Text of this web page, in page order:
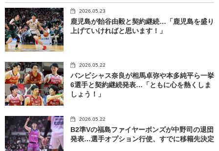
2026.05.23
鹿児島が飴谷由毅と契約継続…「鹿児島を盛り
上げていければと思います！」
2026.05.22
バンビシャス奈良が相馬卓弥や本多純平ら一挙
6選手と契約継続発表…「ともに心を熱くしま
しょう！」
2026.05.22
B2準Vの福島ファイヤーボンズが中野司の退団
発表…選手オプション行使、すでに移籍先決定